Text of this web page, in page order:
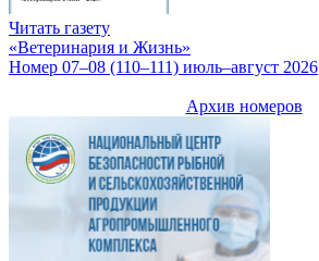
Читать газету
«Ветеринария и Жизнь»
Номер 07–08 (110–111) июль–август 2026
Архив номеров